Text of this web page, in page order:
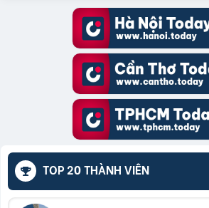
TOP 20 THÀNH VIÊN